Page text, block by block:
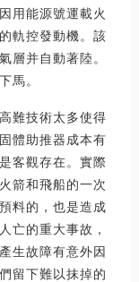
用能源號運載火
軌控發動機。該
層并自動著陸。
馬。
難技術太多使得
體助推器成本有
客觀存在。實際
箭和飛船的一次
料的，也是造成
亡的重大事故，
生故障有意外因
留下難以抹掉的